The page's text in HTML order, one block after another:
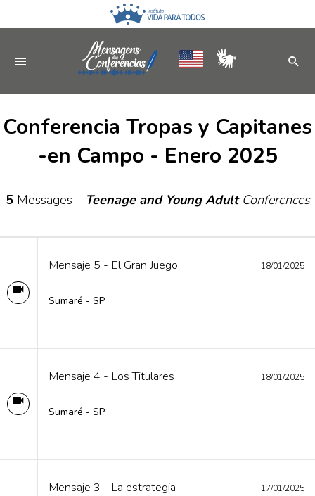
Conferencia Tropas y Capitanes
-en Campo - Enero 2025
5Messages - Teenage and Young AdultConferences
Mensaje 5 - El Gran Juego 18/01/2025
Sumaré - SP
Mensaje 4 - Los Titulares 18/01/2025
Sumaré - SP
Mensaje 3 - La estrategia 17/01/2025